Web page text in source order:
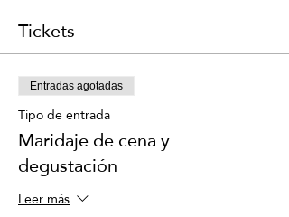
Tickets
Entradas agotadas
Tipo de entrada
Maridaje de cena y
degustación
Leer más